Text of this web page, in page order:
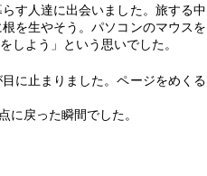
す人達に出会いました。旅する中
を生やそう。パソコンのマウスを
しよう」という思いでした。
に止まりました。ページをめくる
に戻った瞬間でした。